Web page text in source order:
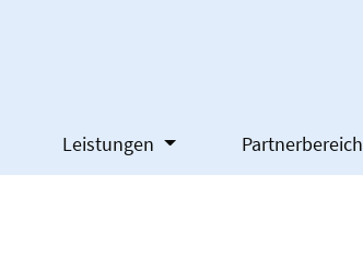
Leistungen Partnerbereich